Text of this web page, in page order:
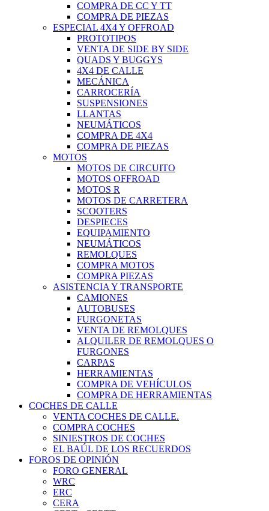
COMPRA DE CC Y TT
COMPRA DE PIEZAS
ESPECIAL 4X4 Y OFFROAD
PROTOTIPOS
VENTA DE SIDE BY SIDE
QUADS Y BUGGYS
4X4 DE CALLE
MECÁNICA
CARROCERÍA
SUSPENSIONES
LLANTAS
NEUMÁTICOS
COMPRA DE 4X4
COMPRA DE PIEZAS
MOTOS
MOTOS DE CIRCUITO
MOTOS OFFROAD
MOTOS R
MOTOS DE CARRETERA
SCOOTERS
DESPIECES
EQUIPAMIENTO
NEUMÁTICOS
REMOLQUES
COMPRA MOTOS
COMPRA PIEZAS
ASISTENCIA Y TRANSPORTE
CAMIONES
AUTOBUSES
FURGONETAS
VENTA DE REMOLQUES
ALQUILER DE REMOLQUES O
FURGONES
CARPAS
HERRAMIENTAS
COMPRA DE VEHÍCULOS
COMPRA DE HERRAMIENTAS
COCHES DE CALLE
VENTA COCHES DE CALLE.
COMPRA COCHES
SINIESTROS DE COCHES
EL BAÚL DE LOS RECUERDOS
FOROS DE OPINIÓN
FORO GENERAL
WRC
ERC
CERA